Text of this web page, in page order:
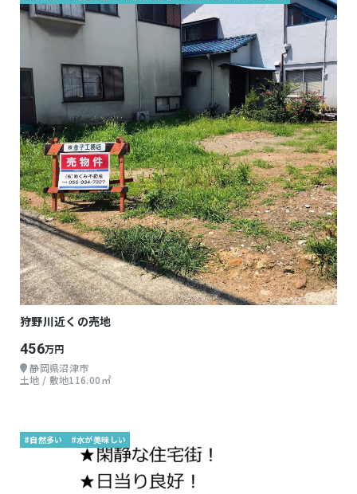
狩野川近くの売地
456万円
静岡県沼津市
土地 / 敷地116.00㎡
#自然多い #水が美味しい